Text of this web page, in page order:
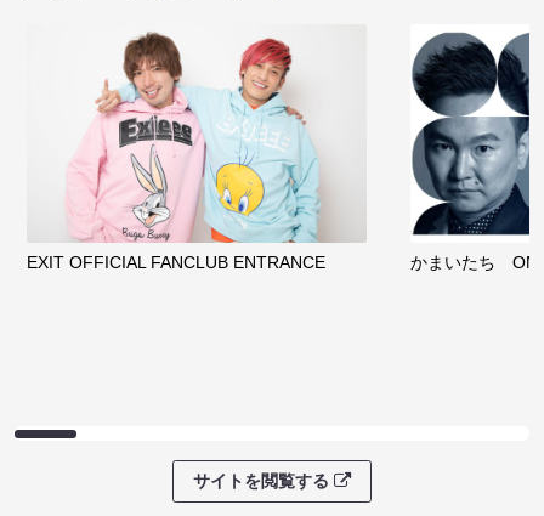
EXIT OFFICIAL FANCLUB ENTRANCE かまいたち
サイトを閲覧する